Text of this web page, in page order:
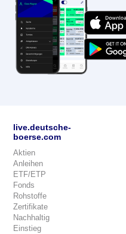
live.deutsche-
boerse.com
Aktien
Anleihen
ETF/ETP
Fonds
Rohstoffe
Zertifikate
Nachhaltig
Einstieg